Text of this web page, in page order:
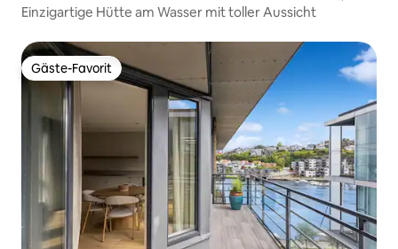
Einzigartige Hütte am Wasser mit toller Aussicht
Gäste-Favorit
Gäste-Favorit